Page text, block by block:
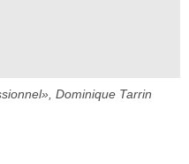
Dominique Tarrin